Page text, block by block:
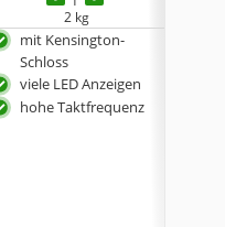
2 kg
mit Kensington-
Schloss
viele LED Anzeigen
hohe Taktfrequenz